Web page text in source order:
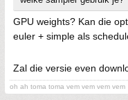
GPU weights? Kan die
euler + simple als
Zal die versie even
oh ah toma toma vem vem vem vem